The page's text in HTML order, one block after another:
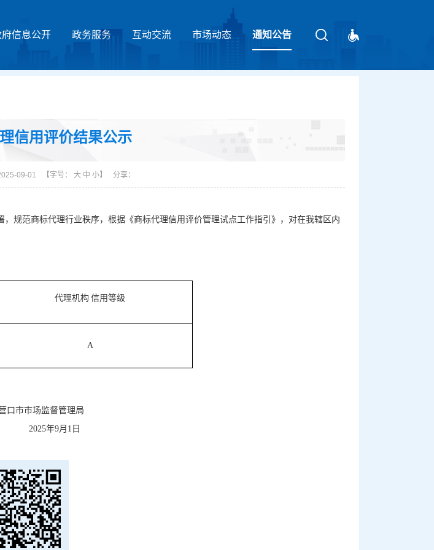
府信息公开 政务服务 互动交流 市场动态 通知公告
请输入关键字
信用评价结果公示
09-01 【字号： 大 中 小】 分享：
规范商标代理行业秩序，根据《商标代理信用评价管理试点工作指引》，对在我辖区内
代理机构 信用等级
A
督管理局
9月1日